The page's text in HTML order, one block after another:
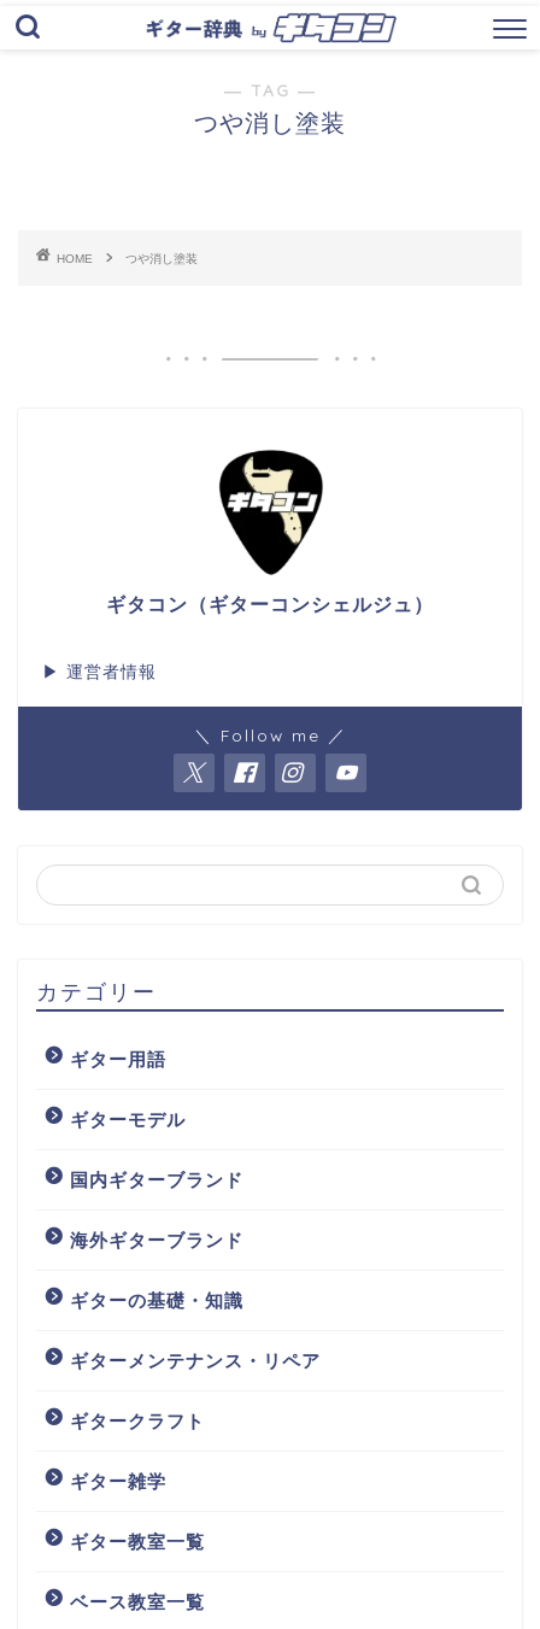
― TAG ―
つや消し塗装
HOME つや消し塗装
ギタコン（ギターコンシェルジュ）
▶ 運営者情報
＼ Follow me ／
カテゴリー
ギター用語
ギターモデル
国内ギターブランド
海外ギターブランド
ギターの基礎・知識
ギターメンテナンス・リペア
ギタークラフト
ギター雑学
ギター教室一覧
ベース教室一覧